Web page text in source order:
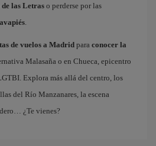
las Letras o perderse por las
.
de vuelos a Madrid para conocer la
Malasaña o en Chueca, epicentro
Explora más allá del centro, los
del Río Manzanares, la escena
¿Te vienes?